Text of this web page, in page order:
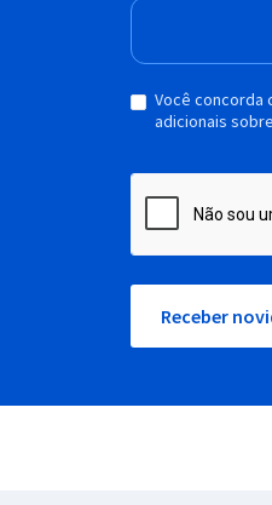
Você concorda
adicionais
Receber